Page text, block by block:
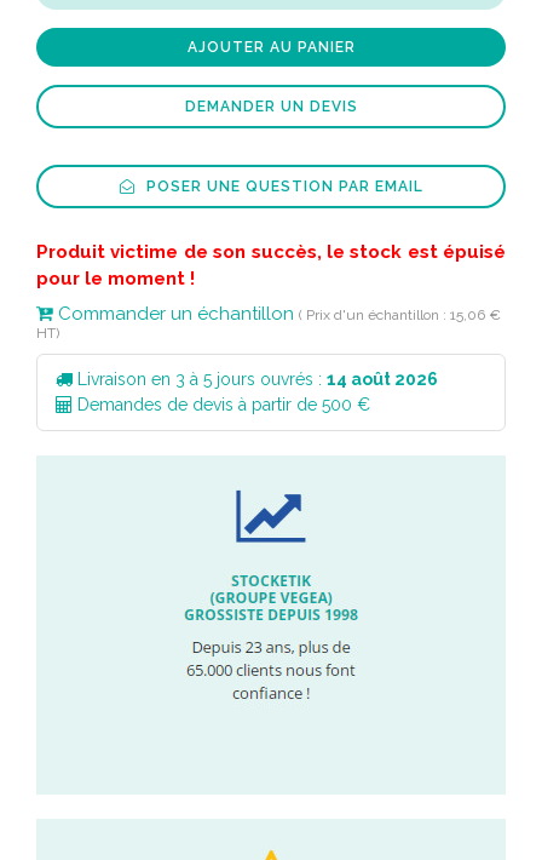
AJOUTER AU PANIER
DEMANDER UN DEVIS
POSER UNE QUESTION PAR EMAIL
Produit victime de son succès, le stock est épuisé
pour le moment !
Commander un échantillon ( Prix d'un échantillon : 15,06 €
HT)
Livraison en 3 à 5 jours ouvrés : 14 août 2026
Demandes de devis à partir de 500 €